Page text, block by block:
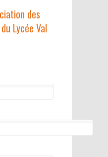
des
Lycée Val